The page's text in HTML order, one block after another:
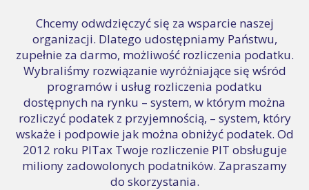
Chcemy odwdzięczyć się za wsparcie naszej
organizacji. Dlatego udostępniamy Państwu,
zupełnie za darmo, możliwość rozliczenia podatku.
Wybraliśmy rozwiązanie wyróżniające się wśród
programów i usług rozliczenia podatku
dostępnych na rynku – system, w którym można
rozliczyć podatek z przyjemnością, – system, który
wskaże i podpowie jak można obniżyć podatek. Od
2012 roku PITax Twoje rozliczenie PIT obsługuje
miliony zadowolonych podatników. Zapraszamy
do skorzystania.